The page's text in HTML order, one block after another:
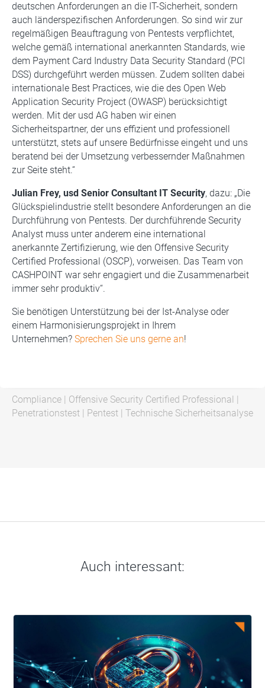
deutschen Anforderungen an die IT-Sicherheit, sondern
auch länderspezifischen Anforderungen. So sind wir zur
regelmäßigen Beauftragung von Pentests verpflichtet,
welche gemäß international anerkannten Standards, wie
dem Payment Card Industry Data Security Standard (PCI
DSS) durchgeführt werden müssen. Zudem sollten dabei
internationale Best Practices, wie die des Open Web
Application Security Project (OWASP) berücksichtigt
werden. Mit der usd AG haben wir einen
Sicherheitspartner, der uns effizient und professionell
unterstützt, stets auf unsere Bedürfnisse eingeht und uns
beratend bei der Umsetzung verbessernder Maßnahmen
zur Seite steht.“
Julian Frey, usd Senior Consultant IT Security, dazu: „Die
Glückspielindustrie stellt besondere Anforderungen an die
Durchführung von Pentests. Der durchführende Security
Analyst muss unter anderem eine international
anerkannte Zertifizierung, wie den Offensive Security
Certified Professional (OSCP), vorweisen. Das Team von
CASHPOINT war sehr engagiert und die Zusammenarbeit
immer sehr produktiv“.
Sie benötigen Unterstützung bei der Ist-Analyse oder
einem Harmonisierungsprojekt in Ihrem
Unternehmen? Sprechen Sie uns gerne an!
Compliance Offensive Security Certified Professional
Penetrationstest
Pentest Technische Sicherheitsanalyse
Auch interessant: